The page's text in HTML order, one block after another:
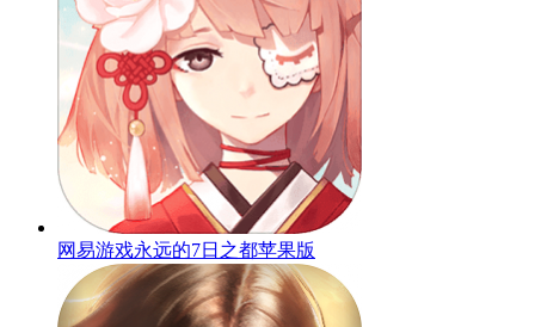
网易游戏永远的7日之都苹果版